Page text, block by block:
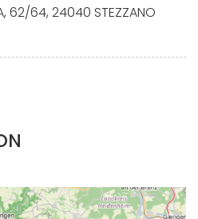
62/64, 24040 STEZZANO